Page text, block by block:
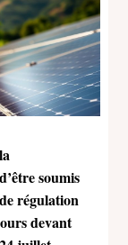
soumis
régulation
devant